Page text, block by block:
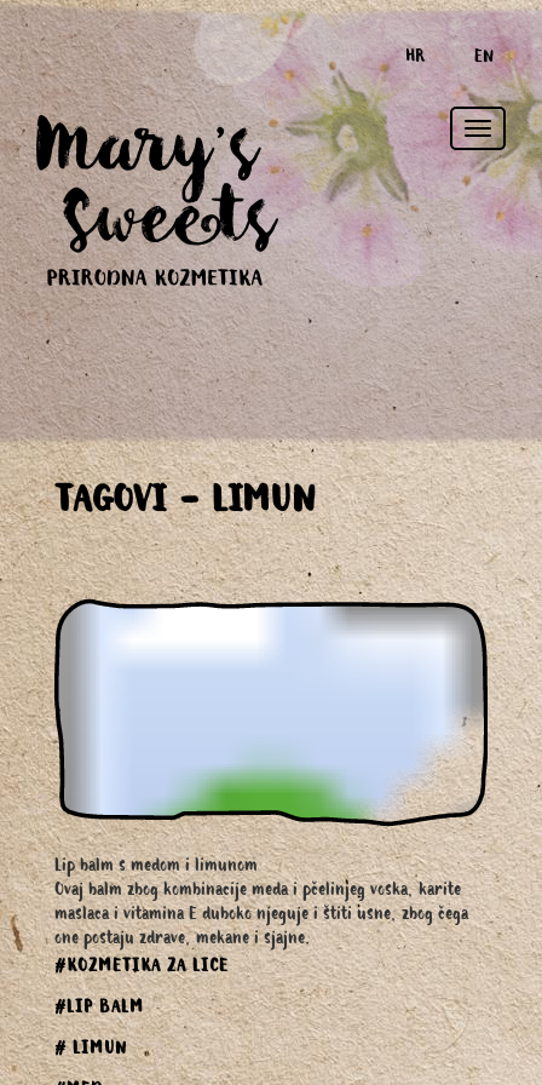
HR EN
Toggle
TAGOVI - LIMUN
Lip balm s medom i limunom
Ovaj balm zbog kombinacije meda i pčelinjeg voska, karite
maslaca i vitamina E duboko njeguje i štiti usne, zbog čega
one postaju zdrave, mekane i sjajne.
#KOZMETIKA ZA LICE
#LIP BALM
# LIMUN